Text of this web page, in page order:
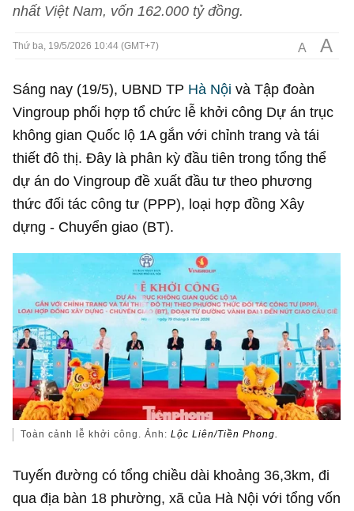
nhất Việt Nam, vốn 162.000 tỷ đồng.
Thứ ba, 19/5/2026 10:44 (GMT+7) A A
Sáng nay (19/5), UBND TP Hà Nội và Tập đoàn
Vingroup phối hợp tổ chức lễ khởi công Dự án trục
không gian Quốc lộ 1A gắn với chỉnh trang và tái
thiết đô thị. Đây là phân kỳ đầu tiên trong tổng thể
dự án do Vingroup đề xuất đầu tư theo phương
thức đối tác công tư (PPP), loại hợp đồng Xây
dựng - Chuyển giao (BT).
Toàn cảnh lễ khởi công. Ảnh: Lộc Liên/Tiền Phong.
Tuyến đường có tổng chiều dài khoảng 36,3km, đi
qua địa bàn 18 phường, xã của Hà Nội với tổng vốn